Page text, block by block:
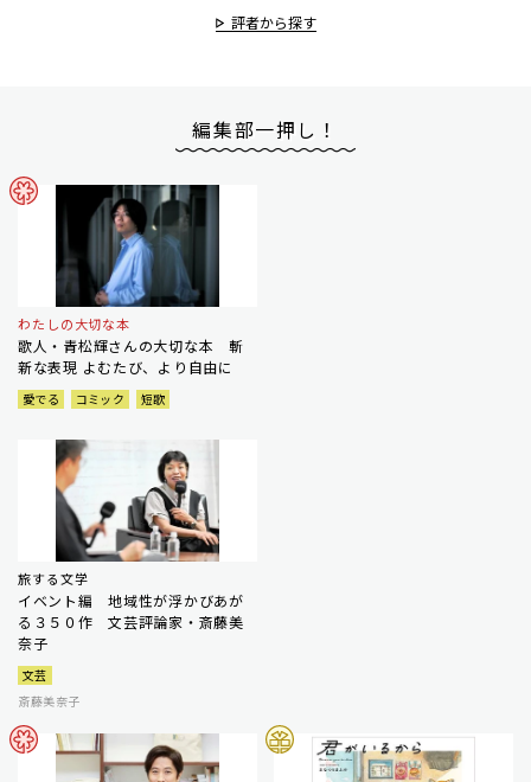
評者から探す
編集部一押し！
わたしの大切な本
歌人・青松輝さんの大切な本 斬
新な表現 よむたび、より自由に
愛でる コミック 短歌
旅する文学
イベント編 地域性が浮かびあが
る３５０作 文芸評論家・斎藤美
奈子
文芸
斎藤美奈子